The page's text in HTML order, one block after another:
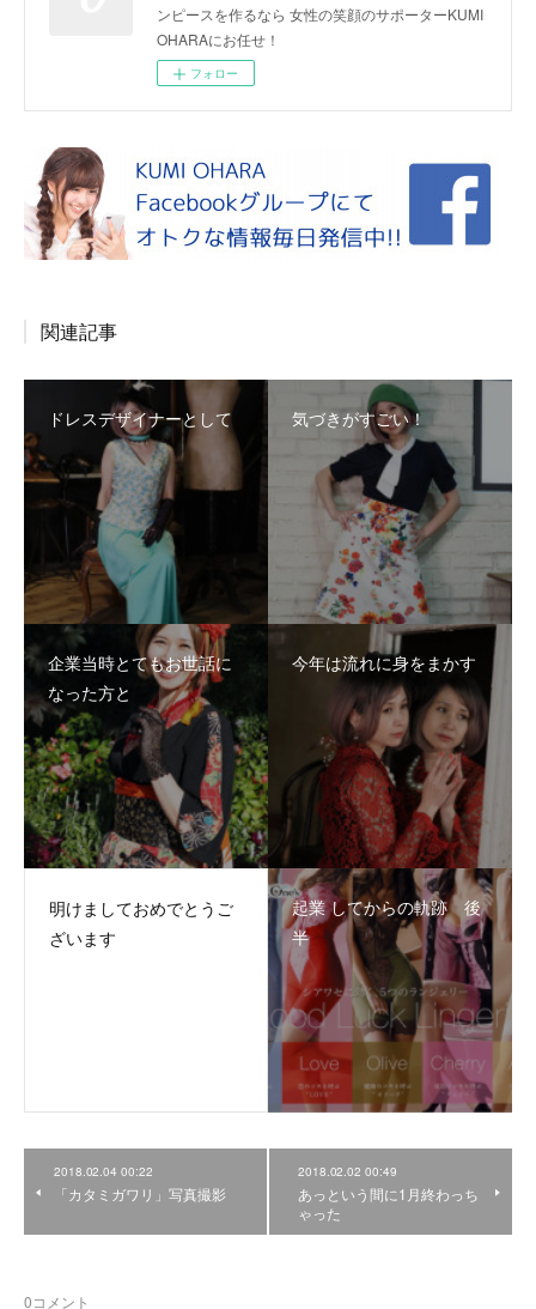
ンピースを作るなら 女性の笑顔のサポーターKUMI
OHARAにお任せ！
フォロー
関連記事
ドレスデザイナーとして 気づきがすごい！
企業当時とてもお世話に
なった方と
今年は流れに身をまかす
明けましておめでとうご
ざいます
起業 してからの軌跡 後
半
2018.02.04 00:22
「カタミガワリ」写真撮影
2018.02.02 00:49
あっという間に1月終わっち
ゃった
0コメント